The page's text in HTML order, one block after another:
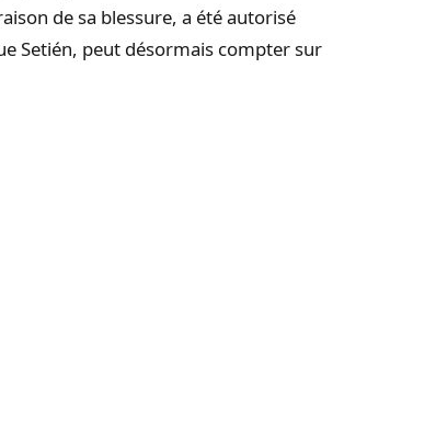
de sa blessure, a été autorisé
Setién, peut désormais compter sur